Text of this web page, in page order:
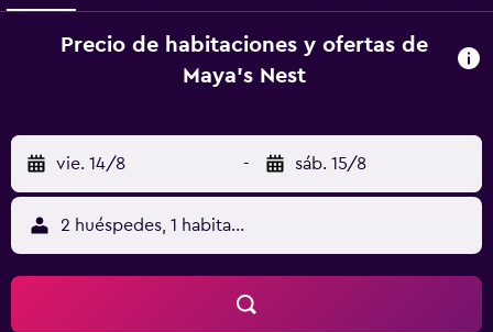
Precio de habitaciones y ofertas de
Maya's Nest
vie. 14/8 - sáb. 15/8
2 huéspedes, 1 habitación